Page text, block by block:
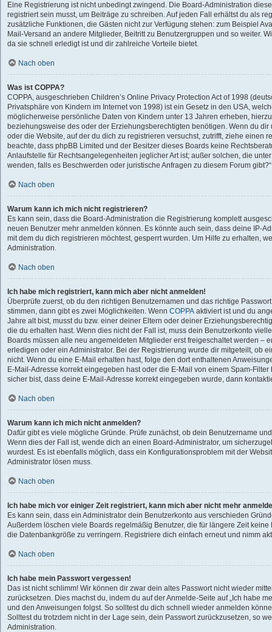
Eine Registrierung ist nicht unbedingt zwingend. Die Board-Administration
registriert sein musst, um Beiträge zu schreiben. Auf jeden Fall erhältst du als
zusätzliche Funktionen, die Gästen nicht zur Verfügung stehen: zum Beispiel
Mail-Versand an andere Mitglieder, Beitritt zu Benutzergruppen und so weiter.
da sie schnell erledigt ist und dir zahlreiche Vorteile bietet.
Nach oben
Was ist COPPA?
COPPA, ausgeschrieben Children’s Online Privacy Protection Act of 1998
Privatsphäre von Kindern im Internet von 1998) ist ein Gesetz in den USA,
möglicherweise persönliche Daten von Kindern unter 13 Jahren erheben,
beziehungsweise des oder der Erziehungsberechtigten benötigen. Wenn du dir
oder die Website, auf der du dich zu registrieren versuchst, zutrifft, ziehe einen
beachte, dass phpBB Limited und der Besitzer dieses Boards keine
Anlaufstelle für Rechtsangelegenheiten jeglicher Art ist; außer solchen, die
wenden, falls es Beschwerden oder juristische Anfragen zu diesem Forum
Nach oben
Warum kann ich mich nicht registrieren?
Es kann sein, dass die Board-Administration die Registrierung komplett
neuen Benutzer mehr anmelden können. Es könnte auch sein, dass deine IP-
mit dem du dich registrieren möchtest, gesperrt wurden. Um Hilfe zu erhalten,
Administration.
Nach oben
Ich habe mich registriert, kann mich aber nicht anmelden!
Überprüfe zuerst, ob du den richtigen Benutzernamen und das richtige
stimmen, dann gibt es zwei Möglichkeiten. Wenn COPPA aktiviert ist und du
Jahre alt bist, musst du bzw. einer deiner Eltern oder deiner
die du erhalten hast. Wenn dies nicht der Fall ist, muss dein Benutzerkonto
Boards müssen alle neu angemeldeten Mitglieder erst freigeschaltet werden –
erledigen oder ein Administrator. Bei der Registrierung wurde dir mitgeteilt, ob
nicht. Wenn du eine E-Mail erhalten hast, folge den dort enthaltenen
E-Mail-Adresse korrekt eingegeben hast oder die E-Mail von einem Spam-
sicher bist, dass deine E-Mail-Adresse korrekt eingegeben wurde, dann
Nach oben
Warum kann ich mich nicht anmelden?
Dafür gibt es viele mögliche Gründe. Prüfe zunächst, ob dein Benutzername
Wenn dies der Fall ist, wende dich an einen Board-Administrator, um
wurdest. Es ist ebenfalls möglich, dass ein Konfigurationsproblem mit der
Administrator lösen muss.
Nach oben
Ich habe mich vor einiger Zeit registriert, kann mich aber nicht mehr
Es kann sein, dass ein Administrator dein Benutzerkonto aus verschieden
Außerdem löschen viele Boards regelmäßig Benutzer, die für längere Zeit
die Datenbankgröße zu verringern. Registriere dich einfach erneut und nimm
Nach oben
Ich habe mein Passwort vergessen!
Das ist nicht schlimm! Wir können dir zwar dein altes Passwort nicht wieder
zurücksetzen. Dies machst du, indem du auf der Anmelde-Seite auf „Ich habe
und den Anweisungen folgst. So solltest du dich schnell wieder anmelden
Solltest du trotzdem nicht in der Lage sein, dein Passwort zurückzusetzen, so
Administration.